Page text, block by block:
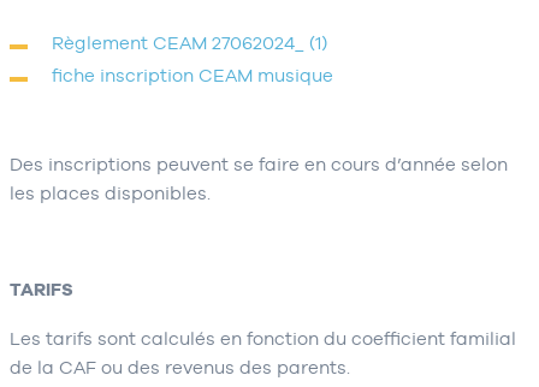
Règlement CEAM 27062024_ (1)
fiche inscription CEAM musique
Des inscriptions peuvent se faire en cours d’année selon
les places disponibles.
TARIFS
Les tarifs sont calculés en fonction du coefficient familial
de la CAF ou des revenus des parents.